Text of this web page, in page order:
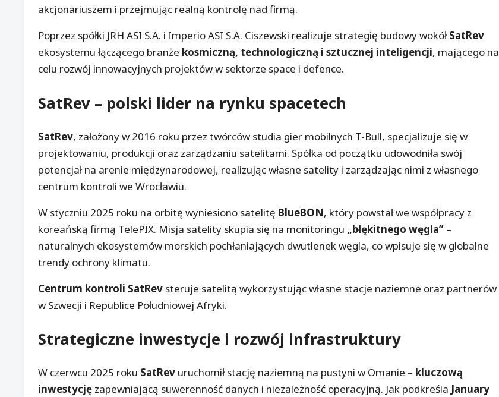
akcjonariuszem i przejmując realną kontrolę nad firmą.
Poprzez spółki JRH ASI S.A. i Imperio ASI S.A. Ciszewski realizuje strategię budowy wokółSatRev
ekosystemu łączącego branże kosmiczną, technologiczną i sztucznej inteligencji, mającego na
celu rozwój innowacyjnych projektów w sektorze space i defence.
SatRev – polski lider na rynku spacetech
SatRev, założony w 2016 roku przez twórców studia gier mobilnych T-Bull, specjalizuje się w
projektowaniu, produkcji oraz zarządzaniu satelitami. Spółka od początku udowodniła swój
potencjał na arenie międzynarodowej, realizując własne satelity i zarządzając nimi z własnego
centrum kontroli we Wrocławiu.
W styczniu 2025 roku na orbitę wyniesiono satelitę BlueBON, który powstał we współpracy z
koreańską firmą TelePIX. Misja satelity skupia się na monitoringu „błękitnego węgla” –
naturalnych ekosystemów morskich pochłaniających dwutlenek węgla, co wpisuje się w globalne
trendy ochrony klimatu.
Centrum kontroli SatRev steruje satelitą wykorzystując własne stacje naziemne oraz partnerów
w Szwecji i Republice Południowej Afryki.
Strategiczne inwestycje i rozwój infrastruktury
W czerwcu 2025 roku SatRev uruchomił stację naziemną na pustyni w Omanie – kluczową
inwestycję zapewniającą suwerenność danych i niezależność operacyjną. Jak podkreśla January